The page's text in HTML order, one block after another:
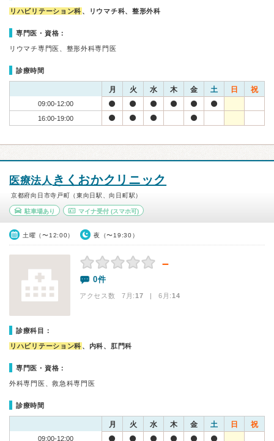
リハビリテーション科 、リウマチ科、整形外科
専門医・資格：
リウマチ専門医、整形外科専門医
診療時間
月 火 水 木 金 土 日 祝
09:00-12:00
16:00-19:00
医療法人 きくおかクリニック
京都府向日市寺戸町（東向日駅、向日町駅）
駐車場あり マイナ受付(スマホ可)
土曜（〜12:00） 夜（〜19:30）
－
0件
アクセス数 7月:17 | 6月:14
診療科目：
リハビリテーション科 、内科、肛門科
専門医・資格：
外科専門医、救急科専門医
診療時間
月 火 水 木 金 土 日 祝
09:00-12:00